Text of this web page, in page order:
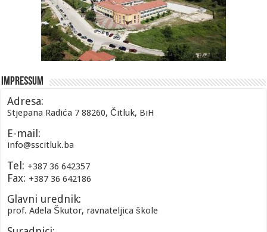
Impressum
Adresa:
Stjepana Radića 7 88260, Čitluk, BiH
E-mail:
info@sscitluk.ba
Tel: +387 36 642357
Fax: +387 36 642186
Glavni urednik:
prof. Adela Škutor, ravnateljica škole